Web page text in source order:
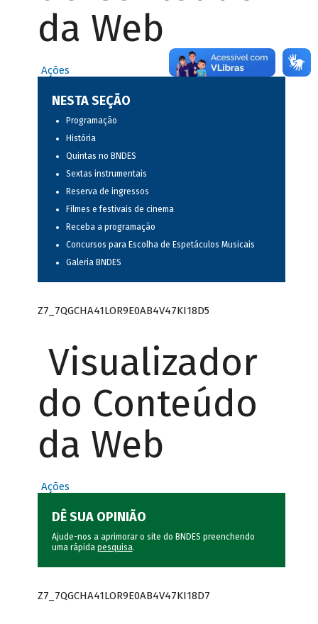
da Web
Ações
NESTA SEÇÃO
Programação
História
Quintas no BNDES
Sextas instrumentais
Reserva de ingressos
Filmes e festivais de cinema
Receba a programação
Concursos para Escolha de Espetáculos Musicais
Galeria BNDES
Z7_7QGCHA41LOR9E0AB4V47KI18D5
Visualizador
do Conteúdo
da Web
Ações
DÊ SUA OPINIÃO
Ajude-nos a aprimorar o site do BNDES preenchendo
uma rápida pesquisa.
Z7_7QGCHA41LOR9E0AB4V47KI18D7